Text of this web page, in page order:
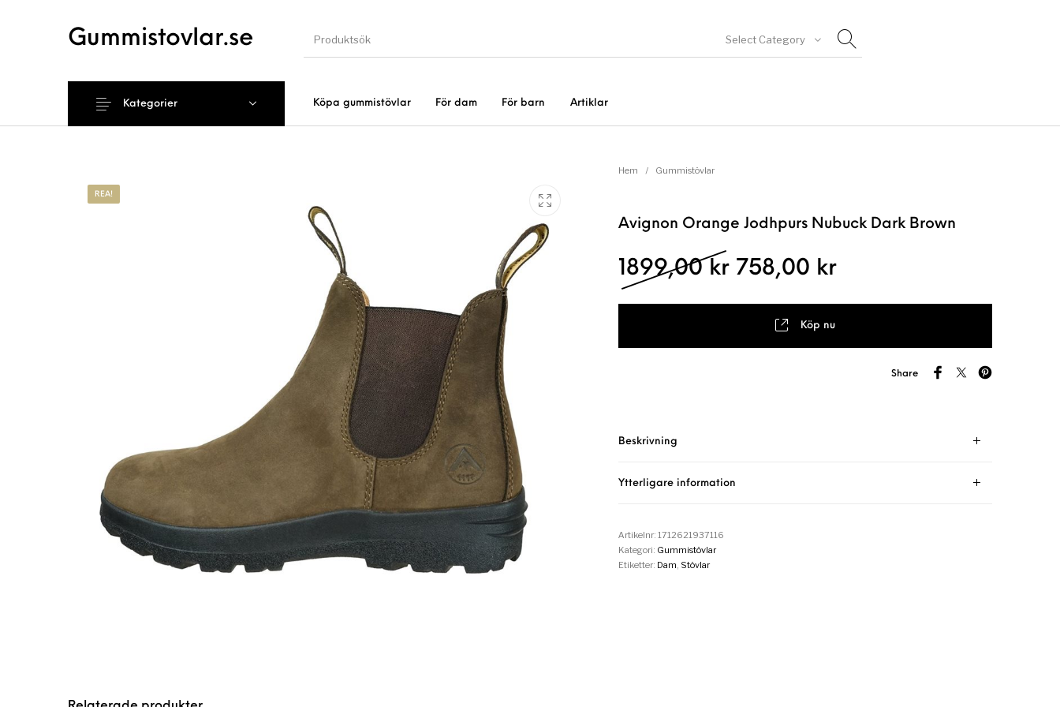
Gummistovlar.se Select Category
Köpa gummistövlar För dam För barn Artiklar
Kategorier
Gummistövlar Okategoriserad
REA!
Hem / Gummistövlar
Avignon Orange Jodhpurs Nubuck Dark Brown
1899,00 kr Det ursprungliga priset var:
758,00 krDet nuvarande
Köp nu
Share
Beskrivning
Ytterligare information
Artikelnr: 1712621937116
Kategori: Gummistövlar
Etiketter: Dam Stövlar